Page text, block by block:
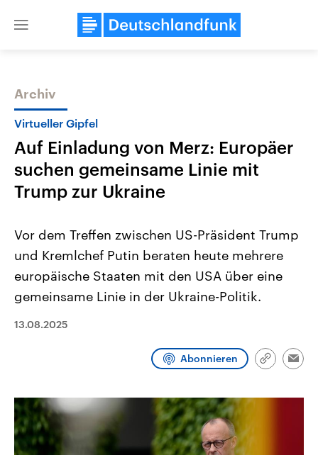
Close
Themen
2026
Alle Informationen
Sachsen-Anhalt wählt am 6.
September 2026 einen neuen
Landtag. Seit 2021 wird das
CDU, SPD und FDP regiert.-
Wahlprogramme, aktuelle Berichte
und Hintergründe zu den Parteien
und Kandidaten der anstehenden
Aktuelle Beiträge,
Hintergründe
Wirtschaftlich und
gehören die Vereinigten
den mächtigsten Ländern
Programm Podcasts
Archiv
Virtueller Gipfel
Auf Einladung von Merz: Europäer
suchen gemeinsame Linie mit
Trump zur Ukraine
Vor dem Treffen zwischen US-Präsident Trump
und Kremlchef Putin beraten heute mehrere
europäische Staaten mit den USA über eine
gemeinsame Linie in der Ukraine-Politik.
13.08.2025
Abonnieren
Link